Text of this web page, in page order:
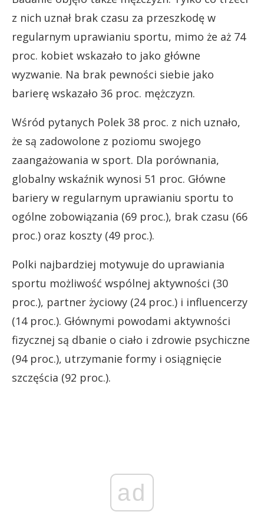
z nich uznał brak czasu za przeszkodę w
regularnym uprawianiu sportu, mimo że aż 74
proc. kobiet wskazało to jako główne
wyzwanie. Na brak pewności siebie jako
barierę wskazało 36 proc. mężczyzn.
Wśród pytanych Polek 38 proc. z nich uznało,
że są zadowolone z poziomu swojego
zaangażowania w sport. Dla porównania,
globalny wskaźnik wynosi 51 proc. Główne
bariery w regularnym uprawianiu sportu to
ogólne zobowiązania (69 proc.), brak czasu (66
proc.) oraz koszty (49 proc.).
Polki najbardziej motywuje do uprawiania
sportu możliwość wspólnej aktywności (30
proc.), partner życiowy (24 proc.) i influencerzy
(14 proc.). Głównymi powodami aktywności
fizycznej są dbanie o ciało i zdrowie psychiczne
(94 proc.), utrzymanie formy i osiągnięcie
szczęścia (92 proc.).
ad